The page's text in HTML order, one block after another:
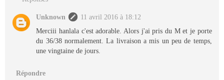
Unknown
11 avril 2016 à 18:12
Merciii hanlala c'est adorable. Alors j'ai pris du M et je porte
du 36/38 normalement. La livraison a mis un peu de temps,
une vingtaine de jours.
Répondre